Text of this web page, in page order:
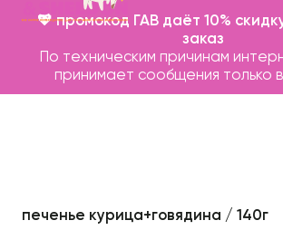
💖 промокод ГАВ даёт 10%
заказ
По техническим причинам
принимает сообщения только
печенье курица+говядина / 140г